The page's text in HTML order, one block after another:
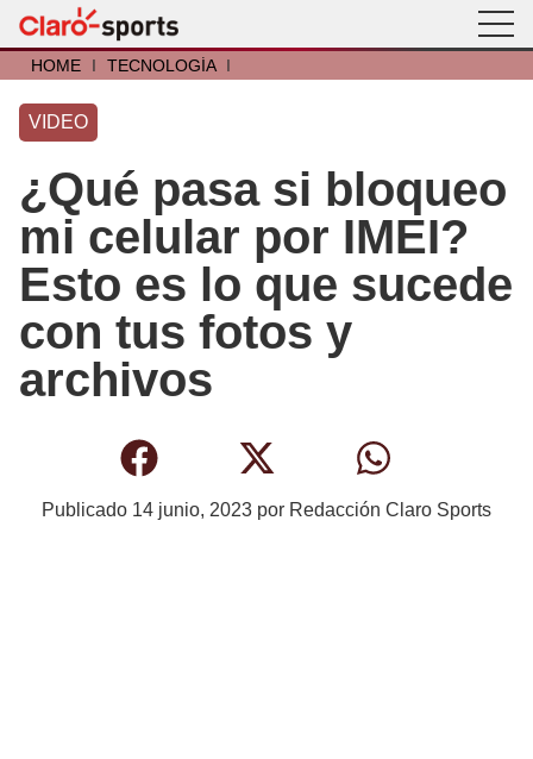
HOME I TECNOLOGÍA I
VIDEO
¿Qué pasa si bloqueo
mi celular por IMEI?
Esto es lo que sucede
con tus fotos y
archivos
Publicado 14 junio, 2023 por Redacción Claro Sports